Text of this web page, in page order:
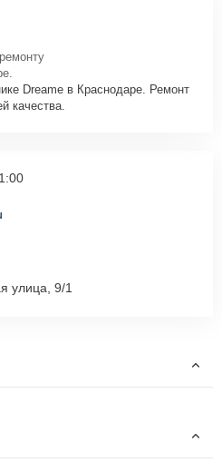
Dreame в Краснодаре. Ремонт
качества.
улица, 9/1